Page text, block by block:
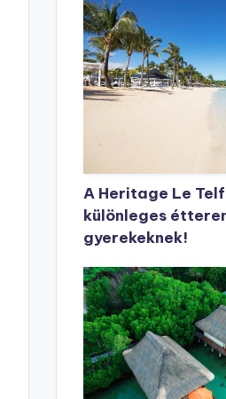
A Heritage Le
különleges
gyerekeknek!